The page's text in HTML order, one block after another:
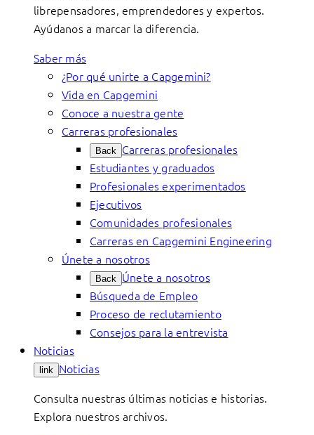
librepensadores, emprendedores y expertos.
Ayúdanos a marcar la diferencia.
Saber más
¿Por qué unirte a Capgemini?
Vida en Capgemini
Conoce a nuestra gente
Carreras profesionales
Back Carreras profesionales
Estudiantes y graduados
Profesionales experimentados
Ejecutivos
Comunidades profesionales
Carreras en Capgemini Engineering
Únete a nosotros
Back Únete a nosotros
Búsqueda de Empleo
Proceso de reclutamiento
Consejos para la entrevista
Noticias
link Noticias
Consulta nuestras últimas noticias e historias.
Explora nuestros archivos.